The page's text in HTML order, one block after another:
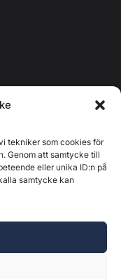
tekniker som cookies för
Genom att samtycke till
eller unika ID:n på
samtycke kan
556625-6425 -
på denna
källa vid citering.